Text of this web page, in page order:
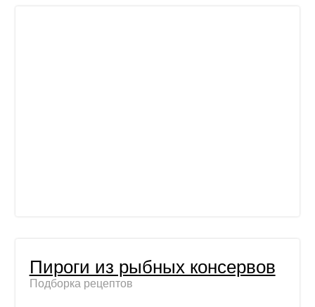
Пироги из рыбных консервов
Подборка рецептов